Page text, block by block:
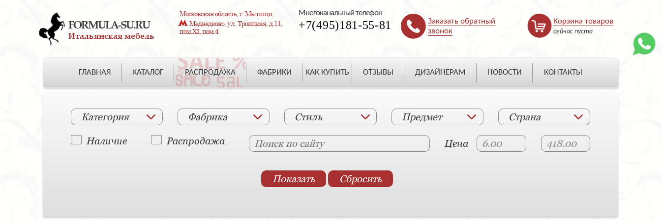
FORMULA-SU.RU
Итальянская мебель
Московская область, г. Мытищи,
Медведково, ул. Троицкая, д.11,
пом.XI, пом.4
Многоканальный телефон
+7(495)181-55-81
Заказать обратный
звонок
Корзина товаров
сейчас пуста
ГЛАВНАЯ КАТАЛОГ РАСПРОДАЖА ФАБРИКИ КАК КУПИТЬ ОТЗЫВЫ ДИЗАЙНЕРАМ НОВОСТИ КОНТАКТЫ
Категория Фабрика Стиль Предмет Страна
Наличие Распродажа Цена